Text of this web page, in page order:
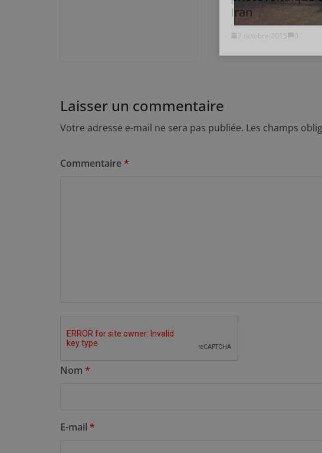
Iran
7 octobre 2015 0
Laisser un commentaire
Votre adresse e-mail ne sera pas publiée. Les champs
Commentaire*
Nom *
E-mail *